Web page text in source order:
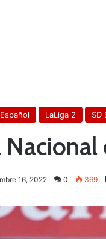
LaLiga 2 SD
16, 2022 0 369